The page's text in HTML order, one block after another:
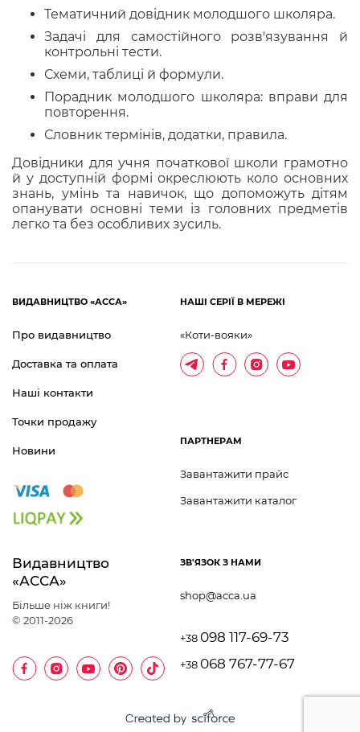
Тематичний довідник молодшого школяра.
Задачі для самостійного розв'язування й
контрольні тести.
Схеми, таблиці й формули.
Порадник молодшого школяра: вправи для
повторення.
Словник термінів, додатки, правила.
Довідники для учня початкової школи грамотно
й у доступній формі окреслюють коло основних
знань, умінь та навичок, що допоможуть дітям
опанувати основні теми із головних предметів
легко та без особливих зусиль.
Видавництво
«АССА»
Більше ніж книги!
© 2011-2026
ЗВ'ЯЗОК З НАМИ
shop@acca.ua
+38 098 117-69-73
+38 068 767-77-67
ВИДАВНИЦТВО «АССА»
Про видавництво
Доставка та оплата
Наші контакти
Точки продажу
Новини
НАШІ СЕРІЇ В МЕРЕЖІ
«Коти-вояки»
ПАРТНЕРАМ
Завантажити прайс
Завантажити каталог